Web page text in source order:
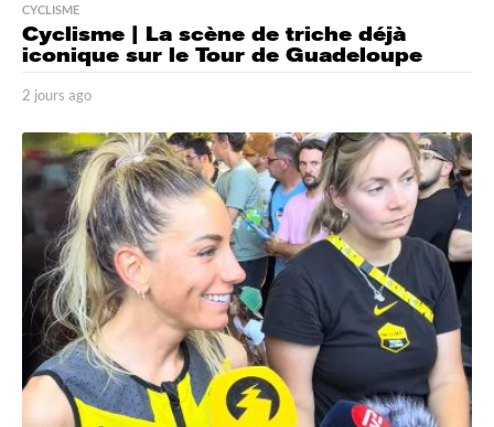
CYCLISME
Cyclisme | La scène de triche déjà
iconique sur le Tour de Guadeloupe
2 jours ago
o
u
r
s
a
g
o